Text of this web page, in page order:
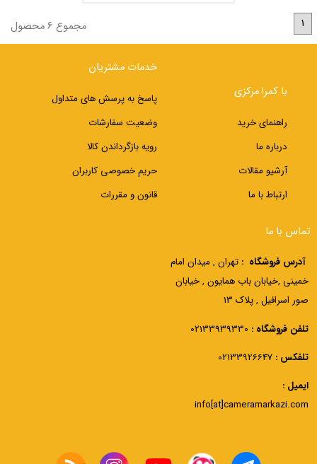
1 مجموع 6 محصول
با کمرا مرکزی
راهنمای خرید
درباره ما
آرشیو مقالات
ارتباط با ما
خدمات مشتریان
پاسخ به پرسش های متداول
وضعیت سفارشات
رویه بازگرداندن کالا
حریم خصوصی کاربران
قانون و مقررات
تماس با ما
آدرس فروشگاه : تهران , میدان امام
خمینی ,خیابان باب همایون , خیابان
صور اسرافیل , پلاک 13
تلفن فروشگاه :
تلفکس : 02133926647
ایمیل :
info[at]cameramarkazi.com